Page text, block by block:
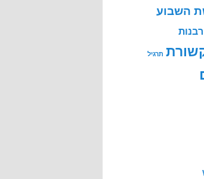
השבוע
רבנות
תרגיל